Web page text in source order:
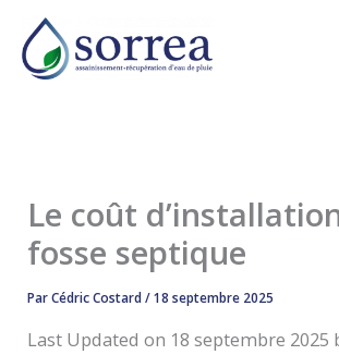
contenu
Le coût
fosse septique
ParCédric Costard/18 septembre 2025
Last Updated on 18 septembre 2025